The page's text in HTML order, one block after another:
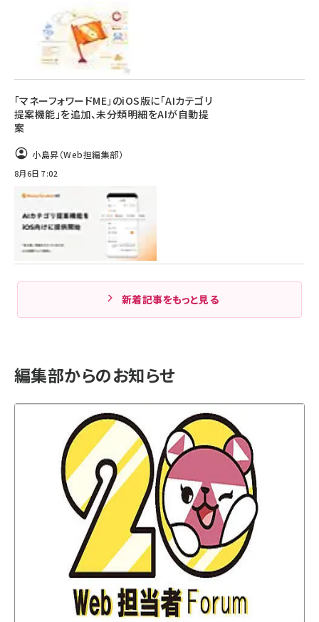
「マネーフォワードME」のiOS版に「AIカテゴリ
提案機能」を追加、未分類明細をAIが自動提
案
小島昇（Web担編集部）
8月6日 7:02
新着記事をもっと見る
編集部からのお知らせ